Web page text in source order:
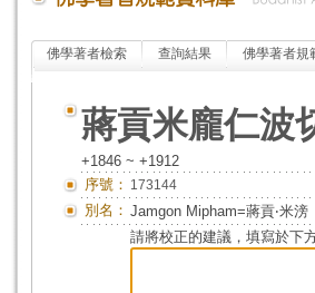
佛學著者檢索 查詢結果 佛學著者規
蔣貢米龐仁波
+1846 ~ +1912
序號： 173144
別名： Jamgon Mipham=蔣貢‧米滂
請將校正的建議，填寫於下